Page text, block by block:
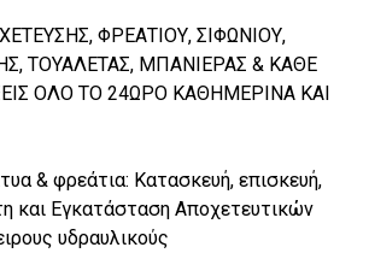
ΦΡΕΑΤΙΟΥ, ΣΙΦΩΝΙΟΥ,
ΤΟΥΑΛΕΤΑΣ, ΜΠΑΝΙΕΡΑΣ & ΚΑΘΕ
ΟΛΟ ΤΟ 24ΩΡΟ ΚΑΘΗΜΕΡΙΝΑ ΚΑΙ
& φρεάτια: Κατασκευή, επισκευή,
και Εγκατάσταση Αποχετευτικών
υδραυλικούς